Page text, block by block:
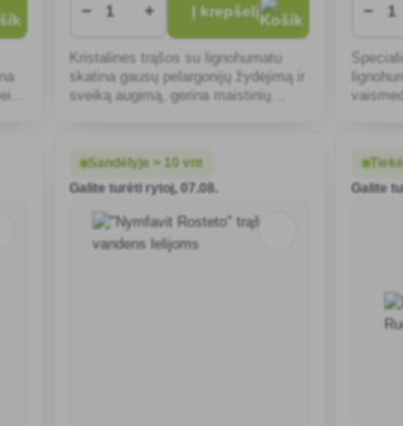
− + Į krepšelį
Kristalinės trąšos su lignohumatu
skatina gausų pelargonijų žydėjimą ir
sveiką augimą, gerina maistinių
−
Sandėlyje > 10 vnt
Galite turėti rytoj, 07.08.
Galite